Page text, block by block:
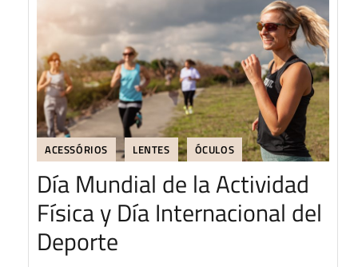
ACESSÓRIOS LENTES ÓCULOS
Día Mundial de la Actividad
Física y Día Internacional del
Deporte